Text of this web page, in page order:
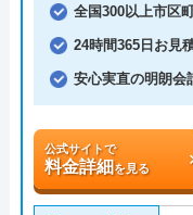
全国300以上市区
24時間365日お見
安心実直の明朗会
公式サイトで
料金詳細を見る